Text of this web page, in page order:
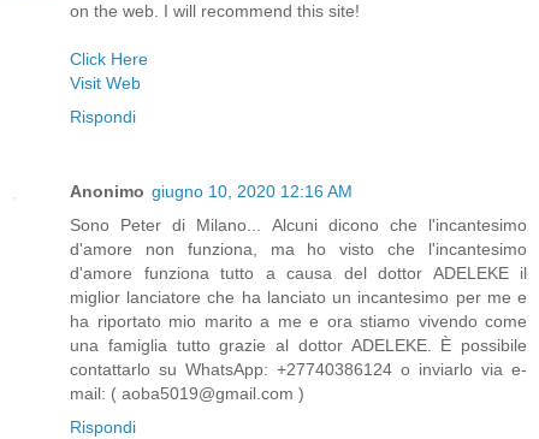
on the web. I will recommend this site!
Click Here
Visit Web
Rispondi
Anonimo giugno 10, 2020 12:16 AM
Sono Peter di Milano... Alcuni dicono che l'incantesimo
d'amore non funziona, ma ho visto che l'incantesimo
d'amore funziona tutto a causa del dottor ADELEKE il
miglior lanciatore che ha lanciato un incantesimo per me e
ha riportato mio marito a me e ora stiamo vivendo come
una famiglia tutto grazie al dottor ADELEKE. È possibile
contattarlo su WhatsApp: +27740386124 o inviarlo via e-
mail: ( aoba5019@gmail.com )
Rispondi